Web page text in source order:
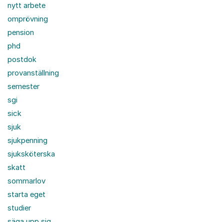
nytt arbete
omprövning
pension
phd
postdok
provanställning
semester
sgi
sick
sjuk
sjukpenning
sjuksköterska
skatt
sommarlov
starta eget
studier